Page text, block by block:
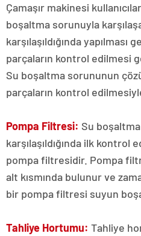
Çamaşır makinesi
boşaltma sorunuyla
karşılaşıldığında yapılması
parçaların kontrol edilmesi
Su boşaltma sorununun
parçaların kontrol
Pompa Filtresi: Su
karşılaşıldığında ilk kontrol
pompa filtresidir. Pompa
alt kısmında bulunur ve
bir pompa filtresi suyun
Tahliye Hortumu: Tahliye